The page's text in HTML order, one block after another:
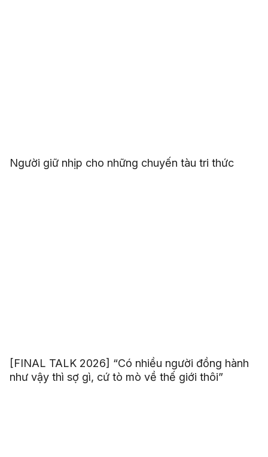
Người giữ nhịp cho những chuyến tàu tri thức
[FINAL TALK 2026] “Có nhiều người đồng hành
như vậy thì sợ gì, cứ tò mò về thế giới thôi”